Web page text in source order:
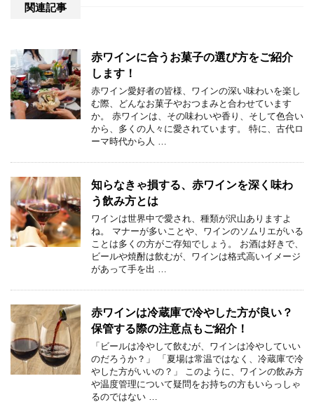
関連記事
赤ワインに合うお菓子の選び方をご紹介
します！
赤ワイン愛好者の皆様、ワインの深い味わいを楽し
む際、どんなお菓子やおつまみと合わせています
か。 赤ワインは、その味わいや香り、そして色合い
から、多くの人々に愛されています。 特に、古代ロ
ーマ時代から人 …
知らなきゃ損する、赤ワインを深く味わ
う飲み方とは
ワインは世界中で愛され、種類が沢山ありますよ
ね。 マナーが多いことや、ワインのソムリエがいる
ことは多くの方がご存知でしょう。 お酒は好きで、
ビールや焼酎は飲むが、ワインは格式高いイメージ
があって手を出 …
赤ワインは冷蔵庫で冷やした方が良い？
保管する際の注意点もご紹介！
「ビールは冷やして飲むが、ワインは冷やしていい
のだろうか？」 「夏場は常温ではなく、冷蔵庫で冷
やした方がいいの？」 このように、ワインの飲み方
や温度管理について疑問をお持ちの方もいらっしゃ
るのではない …